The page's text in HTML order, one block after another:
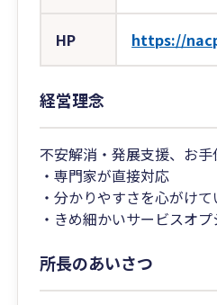
HP https://
経営理念
不安解消・発展支援、お手
・専門家が直接対応
・分かりやすさを心がけ
・きめ細かいサービスオ
所長のあいさつ